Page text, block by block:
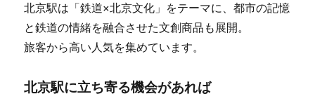
北京駅は「鉄道×北京文化」をテーマに、都市の記憶
と鉄道の情緒を融合させた文創商品も展開。
旅客から高い人気を集めています。
北京駅に立ち寄る機会があれば